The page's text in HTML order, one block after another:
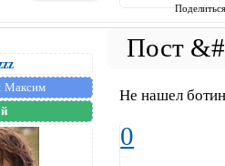
Максим
Не нашел
0